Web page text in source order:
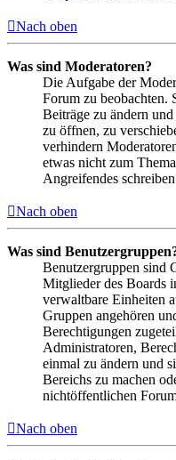
Nach oben
Was sind Moderatoren?
Die Aufgabe der
Forum zu beobachten.
Beiträge zu ändern
zu öffnen, zu
verhindern
etwas nicht zum
Angreifendes
Nach oben
Was sind
Benutzergruppen sind
Mitglieder des Boards
verwaltbare Einheiten
Gruppen angehören
Berechtigungen
Administratoren,
einmal zu ändern und
Bereichs zu machen
nichtöffentlichen
Nach oben